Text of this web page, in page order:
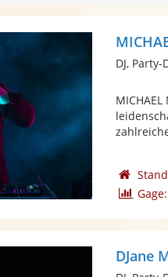
DJ, Party-
Gage:
DJane